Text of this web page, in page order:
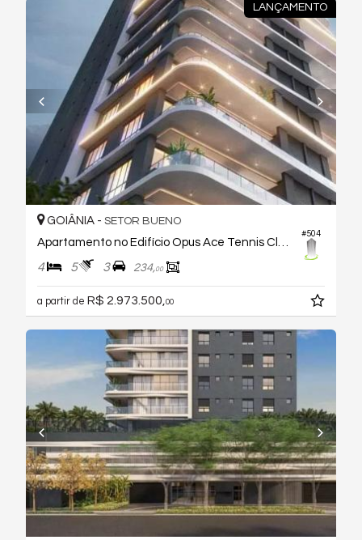
LANÇAMENTO
#504
GOIÂNIA - SETOR BUENO
4 5 3 234,00
a partir de R$ 2.973.500, 00